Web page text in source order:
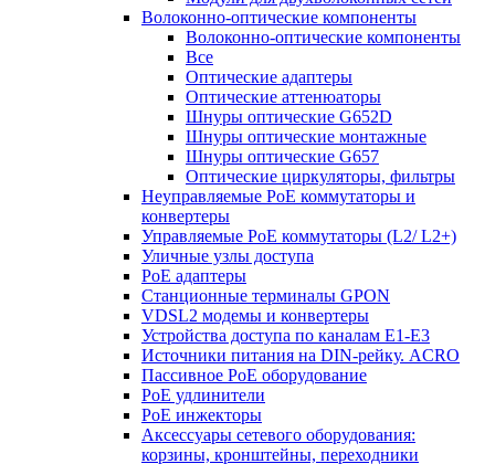
Волоконно-оптические компоненты
Волоконно-оптические компоненты
Все
Оптические адаптеры
Оптические аттенюаторы
Шнуры оптические G652D
Шнуры оптические монтажные
Шнуры оптические G657
Оптические циркуляторы, фильтры
Неуправляемые PoE коммутаторы и
конвертеры
Управляемые PoE коммутаторы (L2/ L2+)
Уличные узлы доступа
PoE адаптеры
Станционные терминалы GPON
VDSL2 модемы и конвертеры
Устройства доступа по каналам E1-E3
Источники питания на DIN-рейку. ACRO
Пассивное PoE оборудование
PoE удлинители
PoE инжекторы
Аксессуары сетевого оборудования:
корзины, кронштейны, переходники